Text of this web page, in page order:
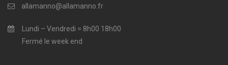
allamanno@allamanno.fr
Lundi – Vendredi = 8h00 18h00
Fermé le week end